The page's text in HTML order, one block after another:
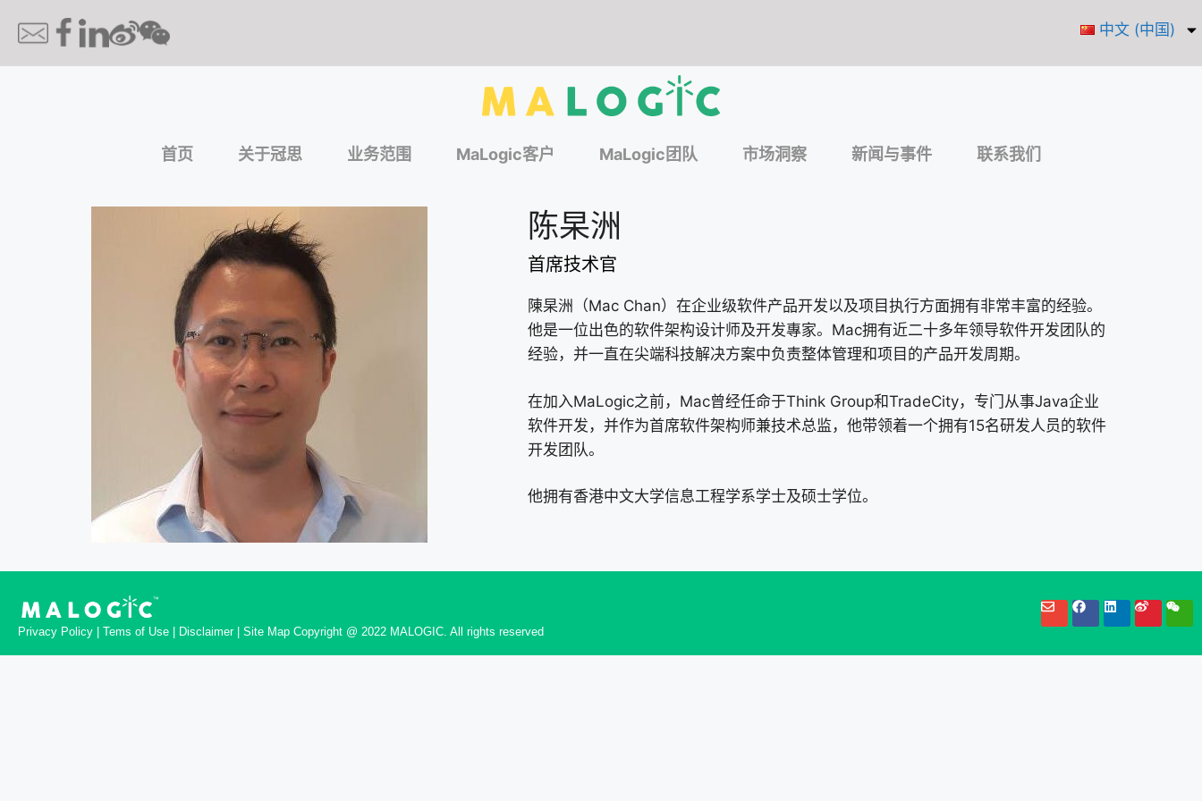
中文 (中国)
首页 关于冠思 业务范围 MaLogic客户 MaLogic团队 市场洞察 新闻与事件 联系我们
陈杲洲
首席技术官
陳杲洲（Mac Chan）在企业级软件产品开发以及项目执行方面拥有非常丰富的经验。
他是一位出色的软件架构设计师及开发專家。Mac拥有近二十多年领导软件开发团队的
经验，并一直在尖端科技解决方案中负责整体管理和项目的产品开发周期。
在加入MaLogic之前，Mac曾经任命于Think Group和TradeCity，专门从事Java企业
软件开发，并作为首席软件架构师兼技术总监，他带领着一个拥有15名研发人员的软件
开发团队。
他拥有香港中文大学信息工程学系学士及硕士学位。
Privacy Policy | Tems of Use | Disclaimer | Site Map Copyright @ 2022 MALOGIC. All rights reserved